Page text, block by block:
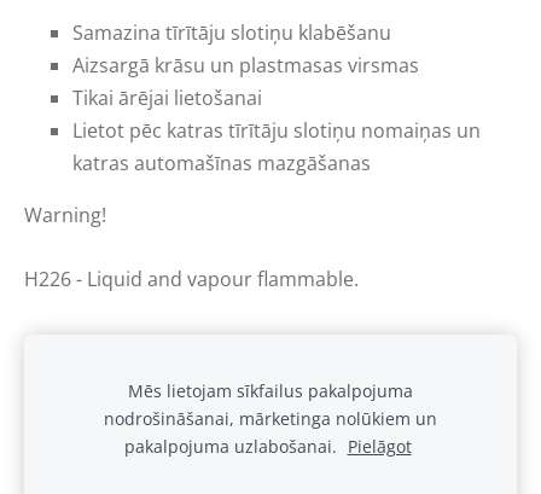
Samazina tīrītāju slotiņu klabēšanu
Aizsargā krāsu un plastmasas virsmas
Tikai ārējai lietošanai
Lietot pēc katras tīrītāju slotiņu nomaiņas un
katras automašīnas mazgāšanas
Warning!
H226 - Liquid and vapour flammable.
Sīkdatnes
Mēs lietojam sīkfailus pakalpojuma
nodrošināšanai, mārketinga nolūkiem un
pakalpojuma uzlabošanai. Pielāgot